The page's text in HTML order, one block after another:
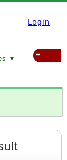
Login
▼ ≡